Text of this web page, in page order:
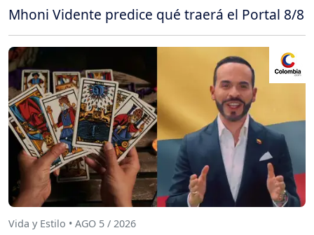
Mhoni Vidente predice qué traerá el Portal 8/8
Vida y Estilo • AGO 5 / 2026